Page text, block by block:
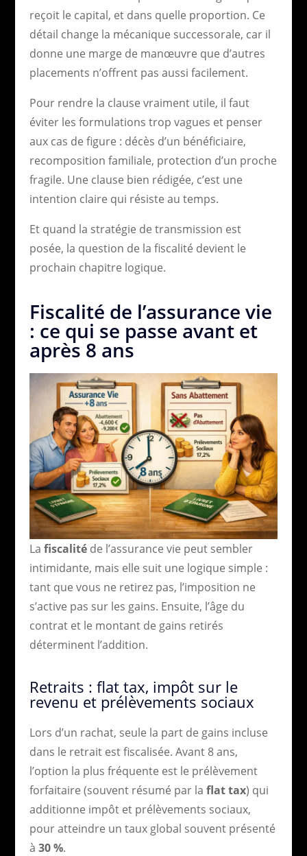
reçoit le capital, et dans quelle proportion. Ce
détail change la mécanique successorale, car il
donne une marge de manœuvre que d’autres
placements n’offrent pas aussi facilement.
Pour rendre la clause vraiment utile, il faut
éviter les formulations trop vagues et penser
aux cas de figure : décès d’un bénéficiaire,
recomposition familiale, protection d’un proche
fragile. Une clause bien rédigée, c’est une
intention claire qui résiste au temps.
Et quand la stratégie de transmission est
posée, la question de la fiscalité devient le
prochain chapitre logique.
Fiscalité de l’assurance vie
: ce qui se passe avant et
après 8 ans
La fiscalitéde l’assurance vie peut sembler
intimidante, mais elle suit une logique simple :
tant que vous ne retirez pas, l’imposition ne
s’active pas sur les gains. Ensuite, l’âge du
contrat et le montant de gains retirés
déterminent l’addition.
Retraits : flat tax, impôt sur le
revenu et prélèvements sociaux
Lors d’un rachat, seule la part de gains incluse
dans le retrait est fiscalisée. Avant 8 ans,
l’option la plus fréquente est le prélèvement
forfaitaire (souvent résumé par la flat tax) qui
additionne impôt et prélèvements sociaux,
pour atteindre un taux global souvent présenté
à 30 %.